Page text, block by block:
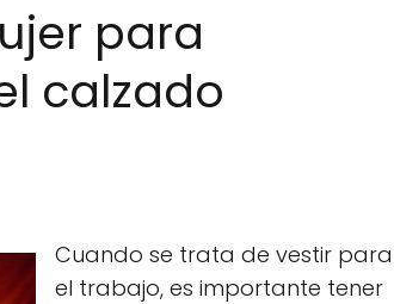
para
calzado
Cuando se trata de vestir para
el trabajo, es importante tener